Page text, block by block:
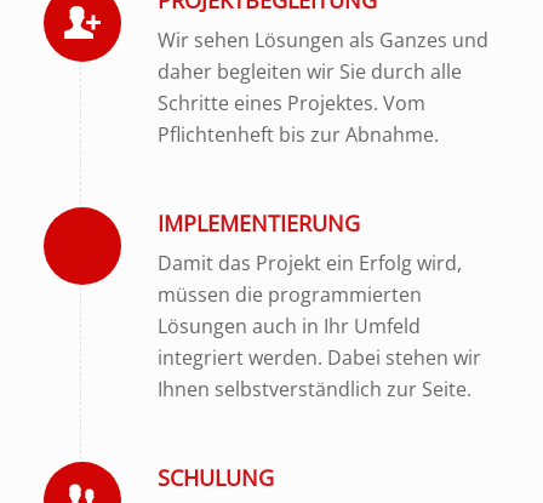
Wir sehen Lösungen als Ganzes und
daher begleiten wir Sie durch alle
Schritte eines Projektes. Vom
Pflichtenheft bis zur Abnahme.
IMPLEMENTIERUNG
Damit das Projekt ein Erfolg wird,
müssen die programmierten
Lösungen auch in Ihr Umfeld
integriert werden. Dabei stehen wir
Ihnen selbstverständlich zur Seite.
SCHULUNG